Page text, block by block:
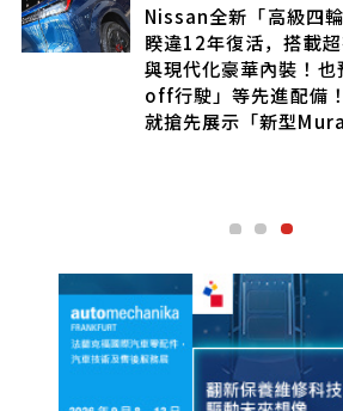
Nissan全新「高級四
睽違12年復活，搭載
與現代化豪華內裝！
off行駛」等先進配備
就搶先展示「新型